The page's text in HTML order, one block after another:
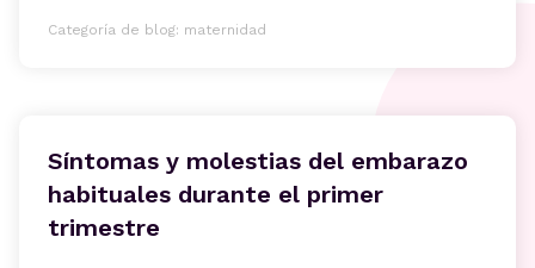
Categoría de blog: maternidad
Síntomas y molestias del embarazo
habituales durante el primer
trimestre